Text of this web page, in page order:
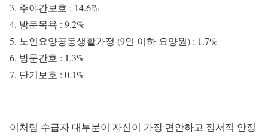
주야간보호 : 14.6%
방문목욕 : 9.2%
노인요양공동생활가정 (9인 이하 요양원) : 1.7%
방문간호 : 1.3%
단기보호 : 0.1%
이처럼 수급자 대부분이 자신이 가장 편안하고 정서적 안정